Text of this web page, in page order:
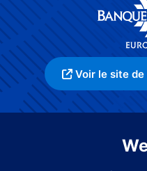
Voir le site de